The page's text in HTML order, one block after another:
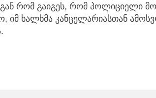
რომ გაიგეს, რომ პოლიციელი
იმ ხალხმა კანცელარიასთან